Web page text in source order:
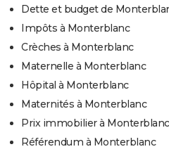
Dette et budget de
Impôts à Monterblanc
Crèches à Monterblanc
Maternelle à Monterblanc
Hôpital à Monterblanc
Maternités à Monterblanc
Prix immobilier à Monterblanc
Référendum à Monterblanc